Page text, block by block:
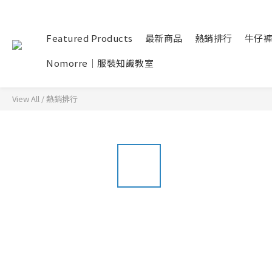
Featured Products 最新商品 熱銷排行 牛仔褲
Nomorre｜服裝知識教室
View All /熱銷排行